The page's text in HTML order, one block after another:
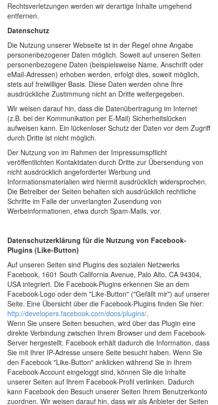
Rechtsverletzungen werden wir derartige Inhalte umgehend
entfernen.
Datenschutz
Die Nutzung unserer Webseite ist in der Regel ohne Angabe
personenbezogener Daten möglich. Soweit auf unseren Seiten
personenbezogene Daten (beispielsweise Name, Anschrift oder
eMail-Adressen) erhoben werden, erfolgt dies, soweit möglich,
stets auf freiwilliger Basis. Diese Daten werden ohne Ihre
ausdrückliche Zustimmung nicht an Dritte weitergegeben.
Wir weisen darauf hin, dass die Datenübertragung im Internet
(z.B. bei der Kommunikation per E-Mail) Sicherheitslücken
aufweisen kann. Ein lückenloser Schutz der Daten vor dem Zugriff
durch Dritte ist nicht möglich.
Der Nutzung von im Rahmen der Impressumspflicht
veröffentlichten Kontaktdaten durch Dritte zur Übersendung von
nicht ausdrücklich angeforderter Werbung und
Informationsmaterialien wird hiermit ausdrücklich widersprochen.
Die Betreiber der Seiten behalten sich ausdrücklich rechtliche
Schritte im Falle der unverlangten Zusendung von
Werbeinformationen, etwa durch Spam-Mails, vor.
Datenschutzerklärung für die Nutzung von Facebook-
Plugins (Like-Button)
Auf unseren Seiten sind Plugins des sozialen Netzwerks
Facebook, 1601 South California Avenue, Palo Alto, CA 94304,
USA integriert. Die Facebook-Plugins erkennen Sie an dem
Facebook-Logo oder dem "Like-Button" ("Gefällt mir") auf unserer
Seite. Eine Übersicht über die Facebook-Plugins finden Sie hier:
http://developers.facebook.com/docs/plugins/.
Wenn Sie unsere Seiten besuchen, wird über das Plugin eine
direkte Verbindung zwischen Ihrem Browser und dem Facebook-
Server hergestellt. Facebook erhält dadurch die Information, dass
Sie mit Ihrer IP-Adresse unsere Seite besucht haben. Wenn Sie
den Facebook "Like-Button" anklicken während Sie in Ihrem
Facebook-Account eingeloggt sind, können Sie die Inhalte
unserer Seiten auf Ihrem Facebook-Profil verlinken. Dadurch
kann Facebook den Besuch unserer Seiten Ihrem Benutzerkonto
zuordnen. Wir weisen darauf hin, dass wir als Anbieter der Seiten